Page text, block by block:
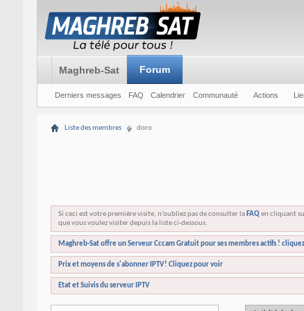
Maghreb-Sat Forum
Derniers messages FAQ Calendrier Communauté Actions
Liste des membres doro
Si ceci est votre première visite, n'oubliez pas de consulter la FAQen cliquant
que vous voulez visiter depuis la liste ci-dessous.
Maghreb-Sat offre un Serveur Cccam Gratuit pour ses membres actifs !
Prix et moyens de s'abonner IPTV! Cliquez pour voir
Etat et Suivis du serveur IPTV